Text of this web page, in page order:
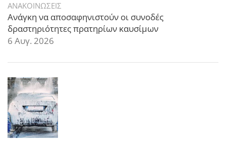
ΑΝΑΚΟΙΝΩΣΕΙΣ
Ανάγκη να αποσαφηνιστούν οι συνοδές
δραστηριότητες πρατηρίων καυσίμων
6 Αυγ. 2026